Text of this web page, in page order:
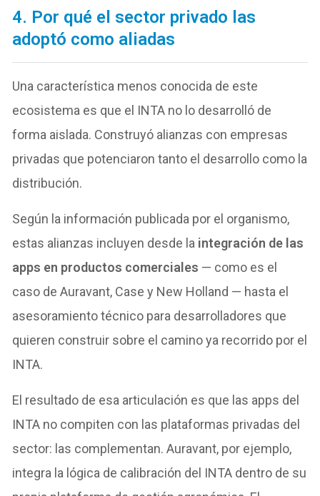
4. Por qué el sector privado las
adoptó como aliadas
Una característica menos conocida de este
ecosistema es que el INTA no lo desarrolló de
forma aislada. Construyó alianzas con empresas
privadas que potenciaron tanto el desarrollo como la
distribución.
Según la información publicada por el organismo,
estas alianzas incluyen desde la integración de las
apps en productos comerciales — como es el
caso de Auravant, Case y New Holland — hasta el
asesoramiento técnico para desarrolladores que
quieren construir sobre el camino ya recorrido por el
INTA.
El resultado de esa articulación es que las apps del
INTA no compiten con las plataformas privadas del
sector: las complementan. Auravant, por ejemplo,
integra la lógica de calibración del INTA dentro de su